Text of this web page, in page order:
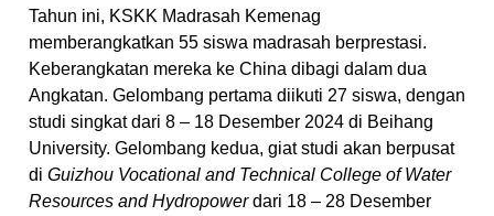
Tahun ini, KSKK Madrasah Kemenag
memberangkatkan 55 siswa madrasah berprestasi.
Keberangkatan mereka ke China dibagi dalam dua
Angkatan. Gelombang pertama diikuti 27 siswa, dengan
studi singkat dari 8 – 18 Desember 2024 di Beihang
University. Gelombang kedua, giat studi akan berpusat
di Guizhou Vocational and Technical College of Water
Resources and Hydropowerdari 18 – 28 Desember